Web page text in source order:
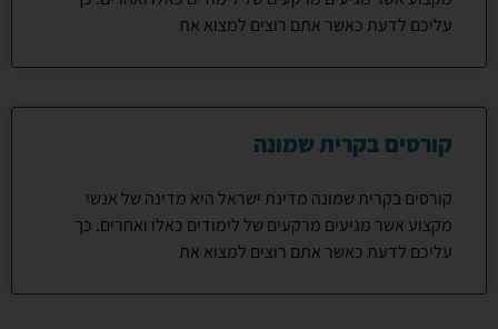
עליכם לדעת כאשר אתם רוצים למצוא את
קורסים בקרית שמונה
קורסים בקרית שמונה מדינת ישראל היא מדינה של אנשי
מקצוע אשר מגיעים מרקעים של לימודים כאלו ואחרים. כך
עליכם לדעת כאשר אתם רוצים למצוא את